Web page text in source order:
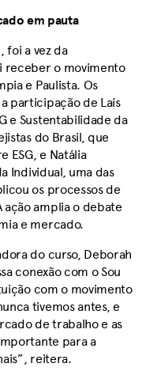
em pauta
foi a vez da
receber o movimento
e Paulista. Os
participação de Laís
e Sustentabilidade da
do Brasil, que
ESG, e Natália
Individual, uma das
os processos de
ação amplia o debate
e mercado.
do curso, Deborah
conexão com o Sou
com o movimento
tivemos antes, e
de trabalho e as
para a
reitera.